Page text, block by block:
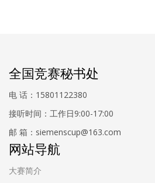
全国竞赛秘书处
电 话：15801122380
接听时间：工作日9:00-17:00
邮 箱：siemenscup@163.com
网站导航
大赛简介